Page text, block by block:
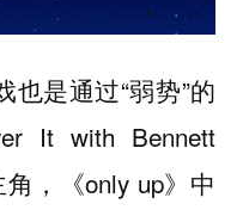
也是通过“弱势”的
It with Bennett
，《only up》中